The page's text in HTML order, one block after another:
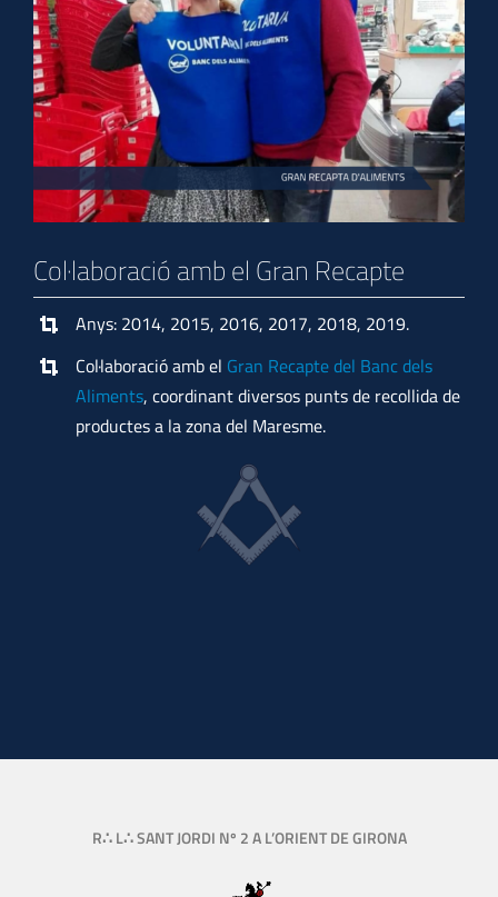
Col·laboració amb el Gran Recapte
Anys: 2014, 2015, 2016, 2017, 2018, 2019.
Col·laboració amb el Gran Recapte del Banc dels
Aliments, coordinant diversos punts de recollida de
productes a la zona del Maresme.
R∴ L∴ SANT JORDI Nº 2 A L’ORIENT DE GIRONA